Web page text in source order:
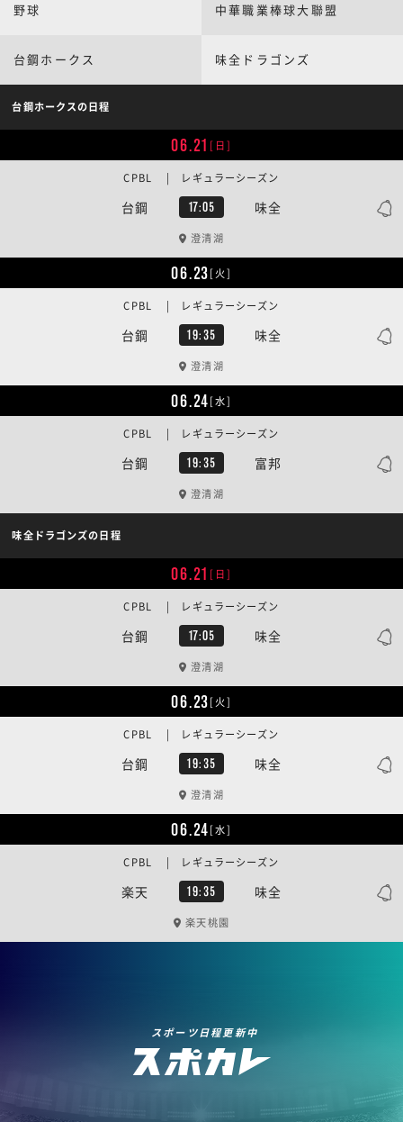
野球 中華職業棒球大聯盟
台鋼ホークス 味全ドラゴンズ
台鋼ホークスの日程
06.21 [日]
台鋼 17:05 味全
CPBL | レギュラーシーズン
澄清湖
06.23[火]
台鋼 19:35 味全
CPBL | レギュラーシーズン
澄清湖
06.24[水]
台鋼 19:35 富邦
CPBL | レギュラーシーズン
澄清湖
味全ドラゴンズの日程
06.21 [日]
台鋼 17:05 味全
CPBL | レギュラーシーズン
澄清湖
06.23[火]
台鋼 19:35 味全
CPBL | レギュラーシーズン
澄清湖
06.24[水]
楽天 19:35 味全
CPBL | レギュラーシーズン
楽天桃園
スポーツ日程更新中